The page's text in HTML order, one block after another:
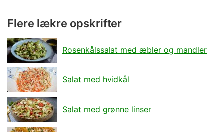
Flere lækre opskrifter
Rosenkålssalat med æbler og mandler
Salat med hvidkål
Salat med grønne linser